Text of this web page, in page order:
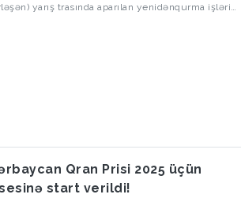
yarış trasında aparılan yenidənqurma işləri
Qran Prisi 2025 üçün
start verildi!